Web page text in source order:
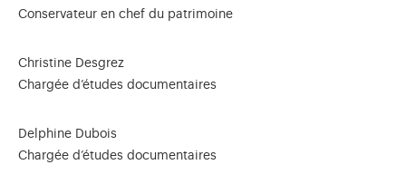
Conservateur en chef du patrimoine
Christine Desgrez
Chargée d’études documentaires
Delphine Dubois
Chargée d’études documentaires